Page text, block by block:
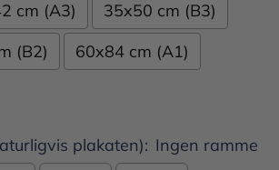
cm (A3)
35x50 cm (B3)
(B2)
60x84 cm (A1)
plakaten): Ingen ramme